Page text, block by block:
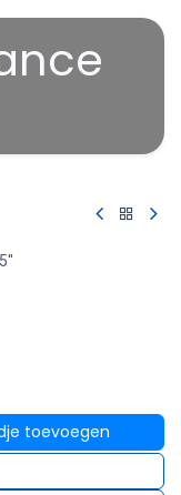
toevoegen